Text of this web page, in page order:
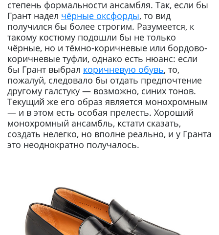
степень формальности ансамбля. Так, если бы
Грант надел чёрные оксфорды, то вид
получился бы более строгим. Разумеется, к
такому костюму подошли бы не только
чёрные, но и тёмно-коричневые или бордово-
коричневые туфли, однако есть нюанс: если
бы Грант выбрал коричневую обувь, то,
пожалуй, следовало бы отдать предпочтение
другому галстуку — возможно, синих тонов.
Текущий же его образ является монохромным
— и в этом есть особая прелесть. Хороший
монохромный ансамбль, кстати сказать,
создать нелегко, но вполне реально, и у Гранта
это неоднократно получалось.